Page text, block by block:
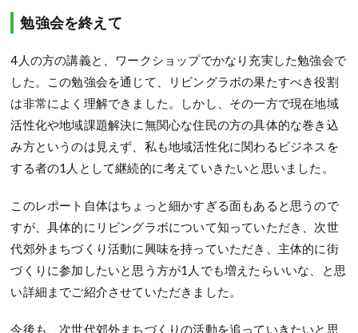
勉強会を終えて
4人の方の講義と、ワークショップでかなり充実した勉強会で
した。この勉強会を通じて、リビングラボの果たすべき役割
は非常によく理解できました。しかし、その一方で現在地域
活性化や地域課題解決に無関心な住民の方の具体的な巻き込
み方というのは見えず、私も地域活性化に関わるビジネスを
する者の1人として継続的に考えていきたいと思いました。
このレポート自体はちょっと細かすぎる面もあると思うので
すが、具体的にリビングラボについて知っていただき、次世
代郊外まちづくり活動に興味を持っていただき、主体的に街
づくりに参加したいと思う方が1人でも増えたらいいな、と思
い詳細までご紹介させていただきました。
今後も、次世代郊外まちづくりの活動を追っていきたいと思